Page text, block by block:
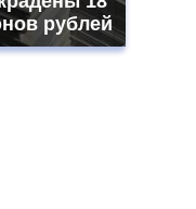
рублей